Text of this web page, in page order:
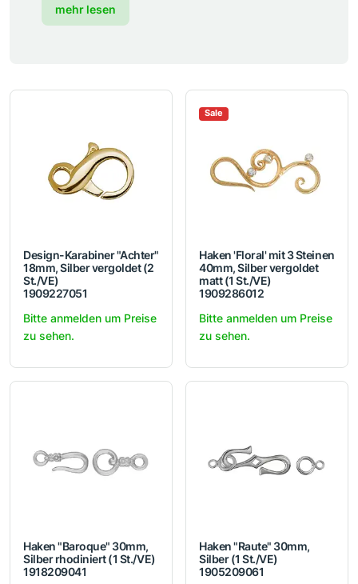
mehr lesen
Design-Karabiner "Achter"
18mm, Silber vergoldet (2
St./VE)
1909227051
Bitte anmelden um Preise
zu sehen.
Sale
Haken 'Floral' mit 3 Steinen
40mm, Silber vergoldet
matt (1 St./VE)
1909286012
Bitte anmelden um Preise
zu sehen.
Haken "Baroque" 30mm,
Silber rhodiniert (1 St./VE)
1918209041
Haken "Raute" 30mm,
Silber (1 St./VE)
1905209061